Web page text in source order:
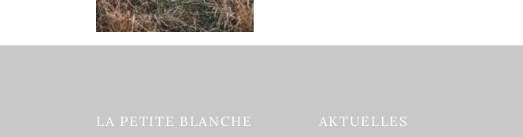
LA PETITE BLANCHE
AKTUELLES